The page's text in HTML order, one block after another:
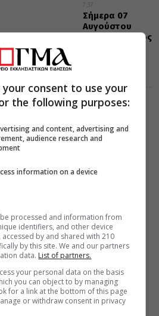
7:37
Σήμερα 07
Αυγούστου
τιμάται ο Όσιος
ΔΙΑΛΟΓΟΣ
Γέρων Ιωσήφ
Βατοπαιδινός:
υπομονή
consent to use your
the following purposes:
and content, advertising and
audience research and
information on a device
processed and information from
identifiers, and other device
by and shared with 210
by this site. We and our partners
data. List of partners.
your personal data on the basis
you can object to by managing
for a link at the bottom of this page
or withdraw consent in privacy